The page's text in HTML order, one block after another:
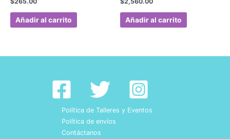
Añadir al carrito Añadir al carrito
Política de Talleres y Eventos
Política de envíos
Contáctanos